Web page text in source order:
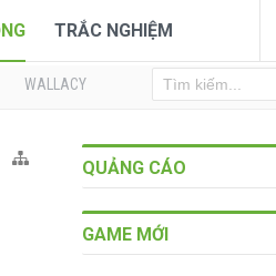
TRẮC NGHIỆM
WALLACY
QUẢNG CÁO
GAME MỚI